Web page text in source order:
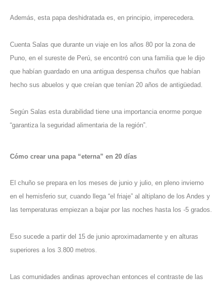
Además, esta papa deshidratada es, en principio, imperecedera.
Cuenta Salas que durante un viaje en los años 80 por la zona de
Puno, en el sureste de Perú, se encontró con una familia que le dijo
que habían guardado en una antigua despensa chuños que habían
hecho sus abuelos y que creían que tenían 20 años de antigüedad.
Según Salas esta durabilidad tiene una importancia enorme porque
“garantiza la seguridad alimentaria de la región”.
Cómo crear una papa “eterna” en 20 días
El chuño se prepara en los meses de junio y julio, en pleno invierno
en el hemisferio sur, cuando llega “el friaje” al altiplano de los Andes y
las temperaturas empiezan a bajar por las noches hasta los -5 grados.
Eso sucede a partir del 15 de junio aproximadamente y en alturas
superiores a los 3.800 metros.
Las comunidades andinas aprovechan entonces el contraste de las